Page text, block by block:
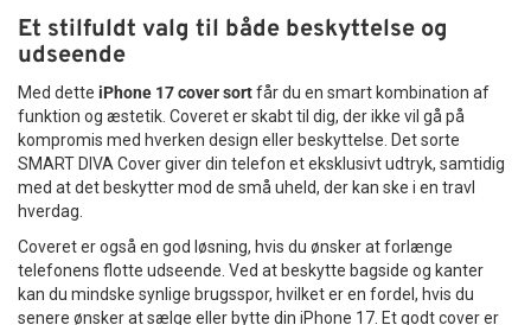
Et stilfuldt valg til både beskyttelse og
udseende
Med dette iPhone 17 cover sortfår du en smart kombination af
funktion og æstetik. Coveret er skabt til dig, der ikke vil gå på
kompromis med hverken design eller beskyttelse. Det sorte
SMART DIVA Cover giver din telefon et eksklusivt udtryk, samtidig
med at det beskytter mod de små uheld, der kan ske i en travl
hverdag.
Coveret er også en god løsning, hvis du ønsker at forlænge
telefonens flotte udseende. Ved at beskytte bagside og kanter
kan du mindske synlige brugsspor, hvilket er en fordel, hvis du
senere ønsker at sælge eller bytte din iPhone 17. Et godt cover er